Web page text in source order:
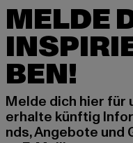
MELDE
BEN!
Melde dich hier für
erhalte künftig
nds, Angebote und